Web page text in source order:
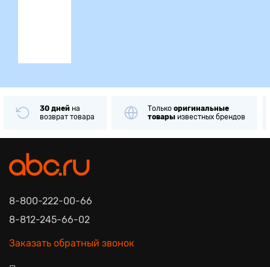
30 дней на
возврат товара
Только оригинальные
товары известных брендов
8-800-222-00-66
8-812-245-66-02
Заказать обратный звонок